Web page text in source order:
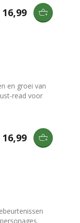
16,99
en groei van
read voor
16,99